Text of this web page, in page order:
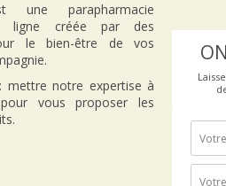
une parapharmacie
ligne créée par des
le bien-être de vos
mettre notre expertise à
vous proposer les